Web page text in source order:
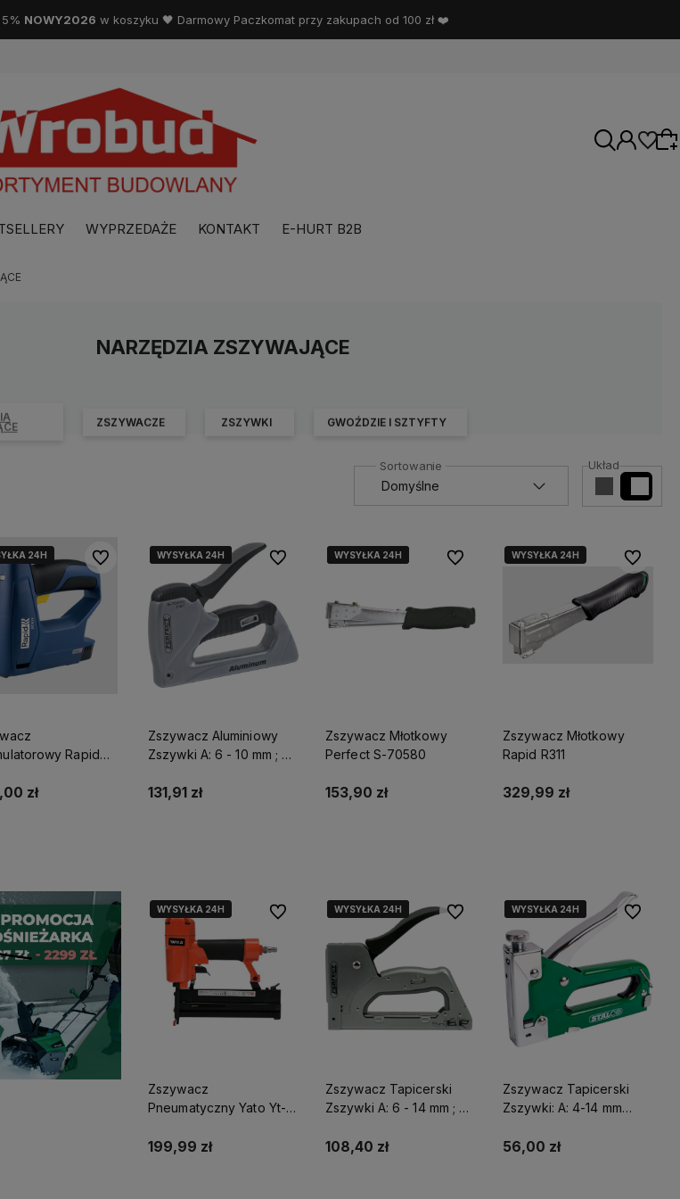
NOWY2026 w koszyku 🖤 Darmowy Paczkomat przy zakupach od 100 zł ❤️
WYPRZEDAŻE KONTAKT E-HURT B2B
NARZĘDZIA ZSZYWAJĄCE
ZSZYWACZE ZSZYWKI GWOŹDZIE I SZTYFTY
Układ
24H
Rapid
zł
Do ulubionychWYSYŁKA 24H
WYSYŁKA 24H
WYSYŁKA 24H
Zszywacz Aluminiowy
Zszywki A: 6 - 10 mm ; T:
Stalco Perfect S-70420
131,91 zł
Do ulubionychWYSYŁKA 24H
WYSYŁKA 24H
WYSYŁKA 24H
Zszywacz Młotkowy
Perfect S-70580
153,90 zł
Do ulubionychWYSYŁKA 24H
Zszywacz Młotkowy
Rapid R311
329,99 zł
Do
WYSYŁKA 24H
Zszywacz
Pneumatyczny Yato Yt-
199,99 zł
Do ulubionychWYSYŁKA 24H
WYSYŁKA 24H
WYSYŁKA 24H
Zszywacz Tapicerski
Zszywki A: 6 - 14 mm ; T:
70418
108,40 zł
Do ulubionychWYSYŁKA 24H
WYSYŁKA 24H
WYSYŁKA 24H
Zszywacz Tapicerski
Zszywki: A: 4-14 mm
56,00 zł
Do